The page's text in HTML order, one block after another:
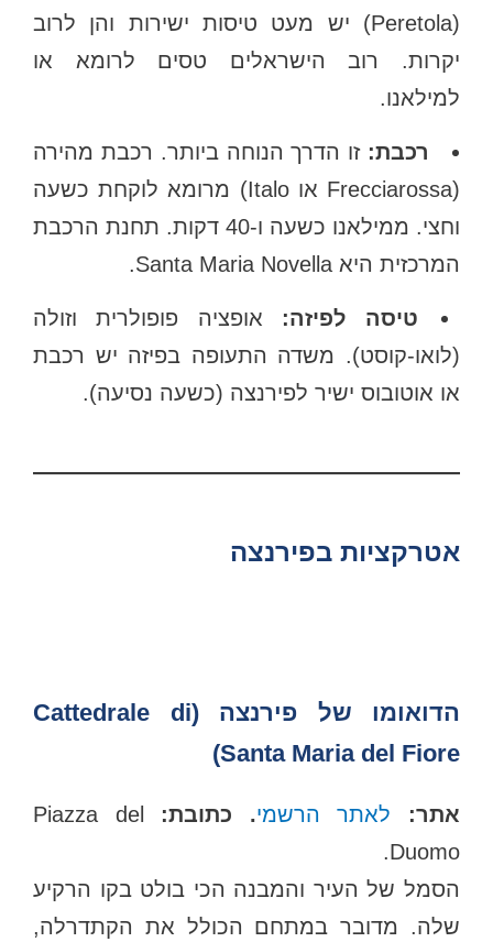
(Peretola) יש מעט טיסות ישירות והן לרוב
יקרות. רוב הישראלים טסים לרומא או
למילאנו.
רכבת:זו הדרך הנוחה ביותר. רכבת מהירה
(Frecciarossa או Italo) מרומא לוקחת כשעה
וחצי. ממילאנו כשעה ו-40 דקות. תחנת הרכבת
המרכזית היא Santa Maria Novella.
טיסה לפיזה:אופציה פופולרית וזולה
(לואו-קוסט). משדה התעופה בפיזה יש רכבת
או אוטובוס ישיר לפירנצה (כשעה נסיעה).
אטרקציות בפירנצה
הדואומו של פירנצה (Cattedrale di
Santa Maria del Fiore)
אתר: לאתר הרשמי. כתובת:
Piazza del
Duomo.
הסמל של העיר והמבנה הכי בולט בקו הרקיע
שלה. מדובר במתחם הכולל את הקתדרלה,